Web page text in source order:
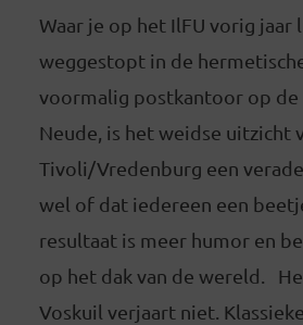
Waar je op het IlFU vorig jaar
weggestopt in de
voormalig postkantoor op de
Neude, is het weidse uitzicht
Tivoli/Vredenburg een
wel of dat iedereen een
resultaat is meer humor en
op het dak van de wereld.
Voskuil verjaart niet.